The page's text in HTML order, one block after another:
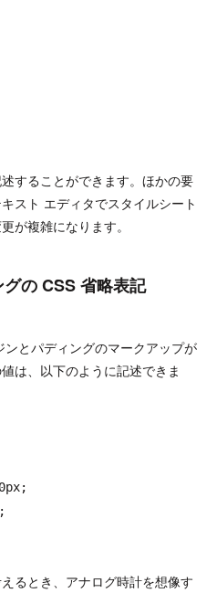
することができます。ほかの要
スト エディタでスタイルシート
が複雑になります。
の CSS 省略表記
とパディングのマークアップが
は、以下のように記述できま
るとき、アナログ時計を想像す